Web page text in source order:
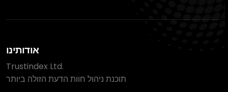
אודותינו
Trustindex Ltd.
תוכנת ניהול חוות הדעת הזולה ביותר